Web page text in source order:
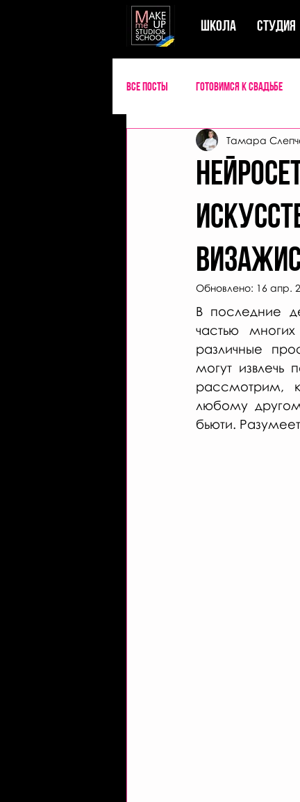
ШКОЛА СТУДИЯ
Все посты Готовимся к свадьбе
Словарь визажистаТамара
Обновлено: 16 апр.
В последние
частью
различные
могут извлечь
рассмотрим,
любому
бьюти.